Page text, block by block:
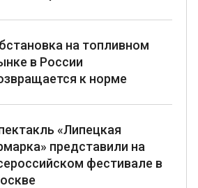
на топливном
в России
к норме
«Липецкая
представили на
фестивале в